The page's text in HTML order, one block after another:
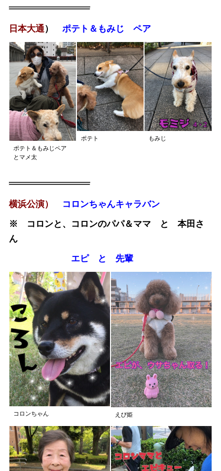
日本大通） ポテト＆もみじ ペア
ポテト＆もみじペア
とマメ太
ポテト もみじ
横浜公演）
コロンちゃんキャラバン
※ コロンと、コロンのパパ＆ママ と 本田さ
ん
エピ と 先輩
コロンちゃん えぴ姫